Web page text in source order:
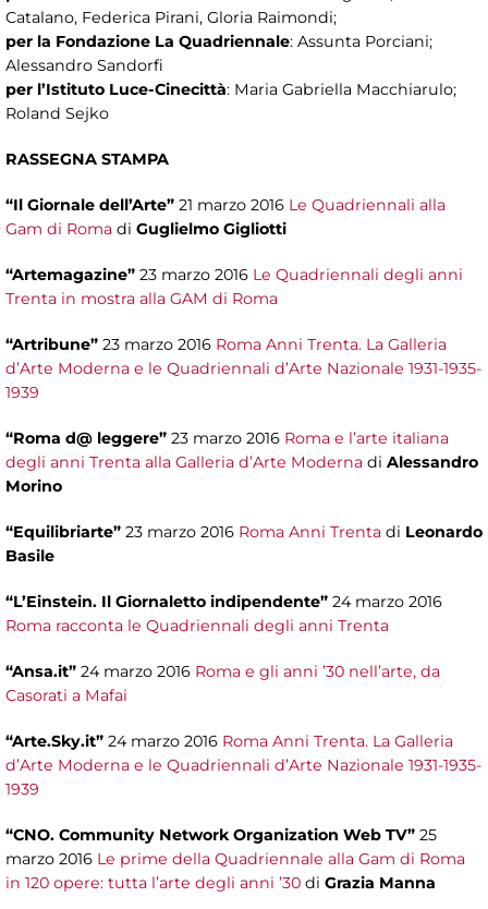
Catalano, Federica Pirani, Gloria Raimondi;
per la Fondazione La Quadriennale: Assunta Porciani;
Alessandro Sandorfi
per l’Istituto Luce-Cinecittà: Maria Gabriella Macchiarulo;
Roland Sejko
RASSEGNA STAMPA
“Il Giornale dell’Arte” 21 marzo 2016 Le Quadriennali alla
Gam di Roma di Guglielmo Gigliotti
“Artemagazine” 23 marzo 2016 Le Quadriennali degli anni
Trenta in mostra alla GAM di Roma
“Artribune” 23 marzo 2016 Roma Anni Trenta. La Galleria
d’Arte Moderna e le Quadriennali d’Arte Nazionale 1931-1935-
1939
“Roma d@ leggere” 23 marzo 2016 Roma e l’arte italiana
degli anni Trenta alla Galleria d’Arte Moderna di Alessandro
Morino
“Equilibriarte” 23 marzo 2016 Roma Anni Trenta di Leonardo
Basile
“L’Einstein. Il Giornaletto indipendente” 24 marzo 2016
Roma racconta le Quadriennali degli anni Trenta
“Ansa.it” 24 marzo 2016 Roma e gli anni ’30 nell’arte, da
Casorati a Mafai
“Arte.Sky.it” 24 marzo 2016 Roma Anni Trenta. La Galleria
d’Arte Moderna e le Quadriennali d’Arte Nazionale 1931-1935-
1939
“CNO. Community Network Organization Web TV” 25
marzo 2016 Le prime della Quadriennale alla Gam di Roma
in 120 opere: tutta l’arte degli anni ’30 di Grazia Manna